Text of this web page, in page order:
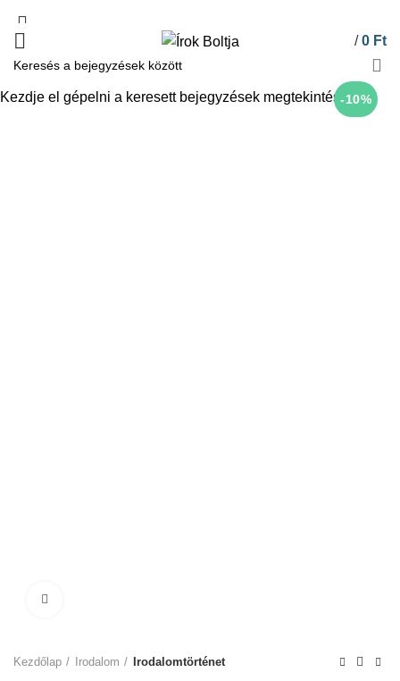
/ 0 Ft
-10%
Kezdőlap Irodalom Irodalomtörténet
Kezdje el gépelni a keresett bejegyzések megtekintéséhez.